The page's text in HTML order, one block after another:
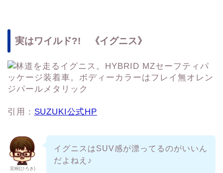
実はワイルド?! 《イグニス》
引用： SUZUKI公式HP
宏樹(ひろき)
イグニスはSUV感が漂ってるのがいいん
だよねえ♪